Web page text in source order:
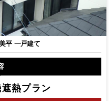
平 一戸建て
熱プラン